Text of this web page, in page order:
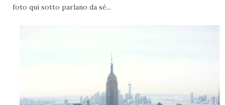
foto qui sotto parlano da sè...